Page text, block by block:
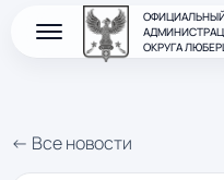
ОКРУГА
← Все новости